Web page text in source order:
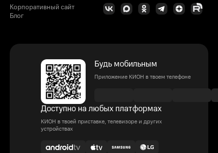
Корпоративный сайт
Блог
Будь мобильным
Приложение КИОН в твоем телефоне
Доступно на любых платформах
КИОН в твоей приставке, телевизоре и других
устройствах